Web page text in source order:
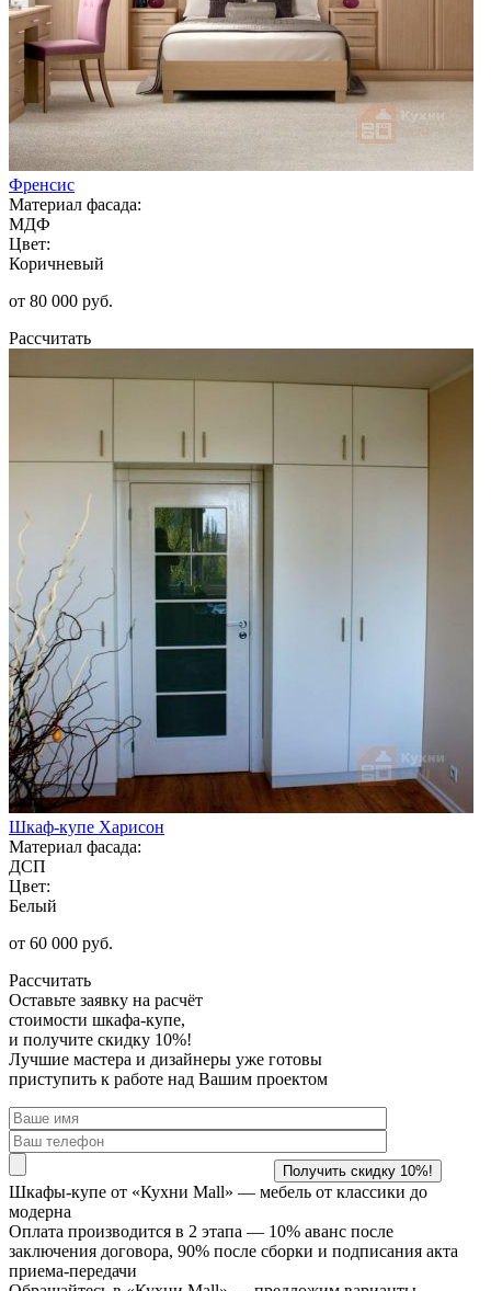
Френсис
Материал фасада:
МДФ
Цвет:
Коричневый
от 80 000 руб.
Рассчитать
Шкаф-купе Харисон
Материал фасада:
ДСП
Цвет:
Белый
от 60 000 руб.
Рассчитать
Оставьте заявку на расчёт
стоимости шкафа-купе,
и получите скидку 10%!
Лучшие мастера и дизайнеры уже готовы
приступить к работе над Вашим проектом
Шкафы-купе от «Кухни Mall» — мебель от классики до
модерна
Оплата производится в 2 этапа — 10% аванс после
заключения договора, 90% после сборки и подписания акта
приема-передачи